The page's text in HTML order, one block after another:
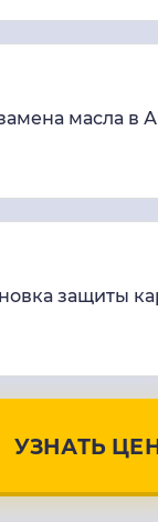
масла в
защиты
УЗНАТЬ